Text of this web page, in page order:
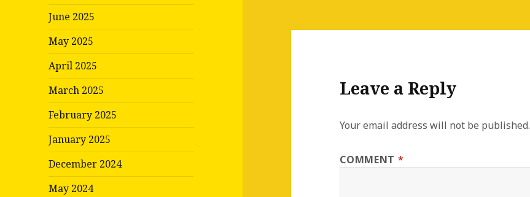
June 2025
May 2025
April 2025
March 2025
February 2025
January 2025
December 2024
May 2024
Leave a Reply
Your email address will not be published.
COMMENT *